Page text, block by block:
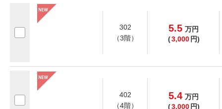
302
（3階）
5.5 万円
(3,000 円)
402
（4階）
5.4 万円
(3,000 円)